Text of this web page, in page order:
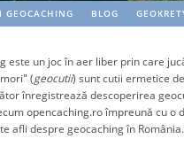
GEOCACHING BLOG
este un joc în aer liber prin care
(geocutii) sunt cutii ermetice
înregistrează descoperirea
opencaching.ro împreună cu
afli despre geocaching în